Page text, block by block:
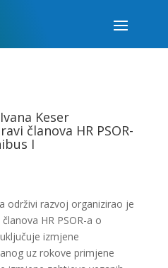
Keser
članova HR PSOR-
I
održivi razvoj organizirao je
HR PSOR-a o
izmjene
uz rokove primjene